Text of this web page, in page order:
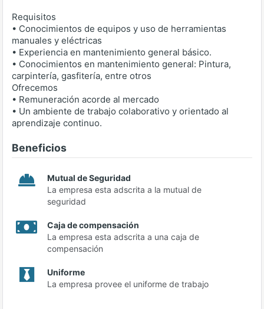
Requisitos
• Conocimientos de equipos y uso de herramientas
manuales y eléctricas
• Experiencia en mantenimiento general básico.
• Conocimientos en mantenimiento general: Pintura,
carpintería, gasfitería, entre otros
Ofrecemos
• Remuneración acorde al mercado
• Un ambiente de trabajo colaborativo y orientado al
aprendizaje continuo.
Beneficios
Mutual de Seguridad
La empresa esta adscrita a la mutual de
seguridad
Caja de compensación
La empresa esta adscrita a una caja de
compensación
Uniforme
La empresa provee el uniforme de trabajo